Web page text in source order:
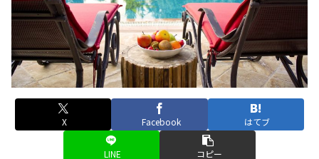
X Facebook はてブ
LINE コピー